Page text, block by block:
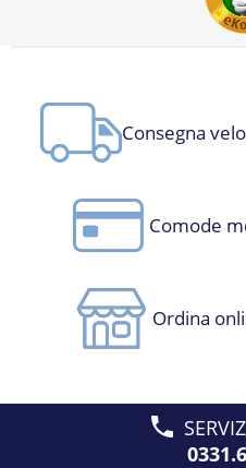
Consegna
Comode
Ordina